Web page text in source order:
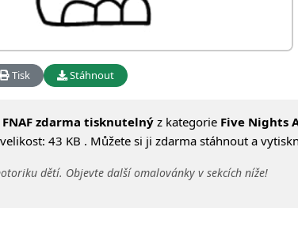
Tisk Stáhnout
FNAF zdarma tisknutelný z kategorie Five Nights
43 KB . Můžete si ji zdarma stáhnout a
dětí. Objevte další omalovánky v sekcích níže!